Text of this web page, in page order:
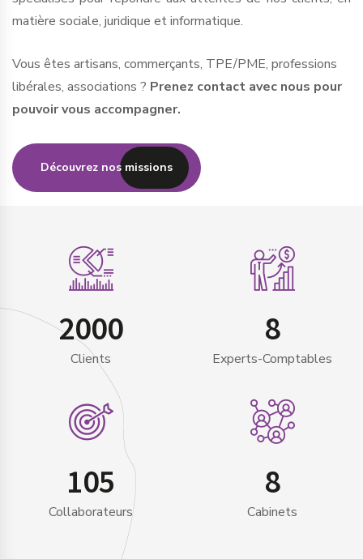
matière sociale, juridique et informatique.
Vous êtes artisans, commerçants, TPE/PME, professions
libérales, associations ? Prenez contact avec nous pour
pouvoir vous accompagner.
Découvrez nos missions
2000
Clients
8
Experts-Comptables
105
Collaborateurs
8
Cabinets